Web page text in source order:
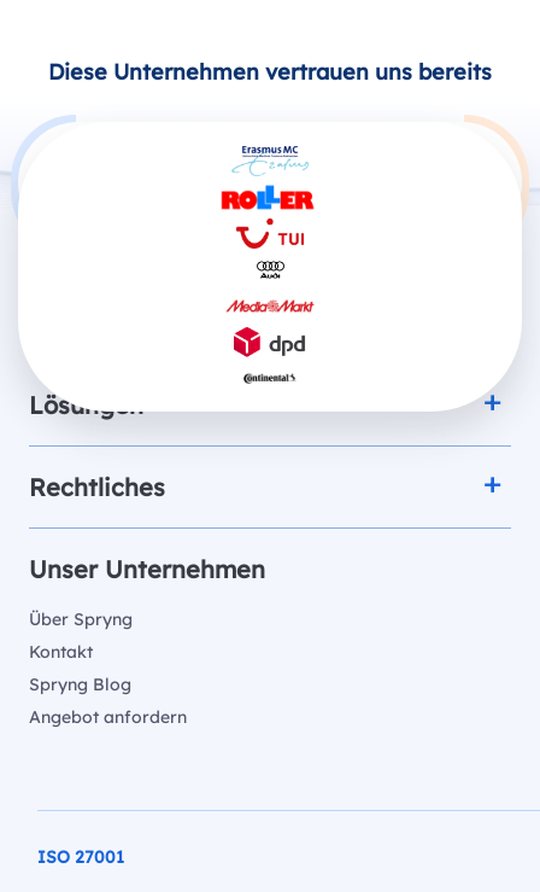
Diese Unternehmen vertrauen uns bereits
Lösungen
Rechtliches
Unser Unternehmen
Über Spryng
Kontakt
Spryng Blog
Angebot anfordern
ISO 27001